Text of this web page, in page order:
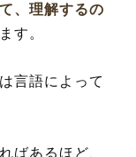
、理解するの
す。
言語によって
ばあるほど、